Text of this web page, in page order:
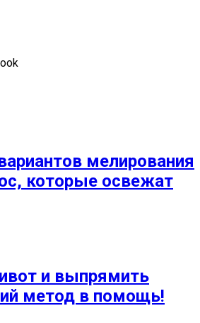
мелирования
которые освежат
и выпрямить
метод в помощь!